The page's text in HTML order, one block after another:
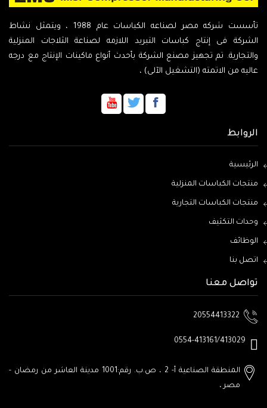
تأسست شركه مصر لصناعه الكباسات عام 1988 ، ويتمثل نشاط
الشركة فى إنتاج كباسات التبريد اللازمه لصناعة الثلاجات المنزلية
والتجارية. تم تجهيز مصنع الشركة بأحدث أنواع ماكينات الإنتاج مع درجه
عاليه من الاتمته (التشغيل الآلى) ،
الروابط
الرئيسية
منتجات الكباسات المنزلية
منتجات الكباسات التجارية
وحدات التكثيف
الوظائف
اتصل بنا
تواصل معنا
20554413322
0554-413161/413029
المنطقة الصناعية أ- 2 ، ص.ب. رقم:1001
مدينة العاشر من رمضان -
مصر ،